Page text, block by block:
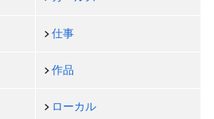
仕事
作品
ローカル